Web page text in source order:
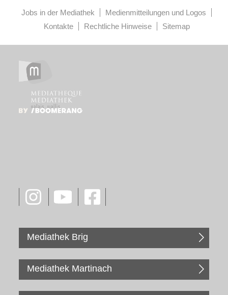
Jobs in der Mediathek
Medienmitteilungen und Logos
Kontakte
Rechtliche Hinweise Sitemap
Mediathek Brig
Mediathek Martinach